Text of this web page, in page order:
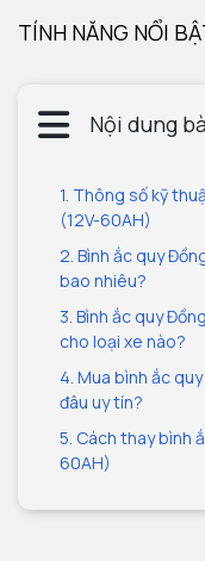
TÍNH NĂNG NỔI
Nội dung
1. Thông số kỹ
(12V-60AH)
2. Bình ắc quy
bao nhiêu?
3. Bình ắc quy
cho loại xe nào?
4. Mua bình ắc
đâu uy tín?
5. Cách thay bình
60AH)